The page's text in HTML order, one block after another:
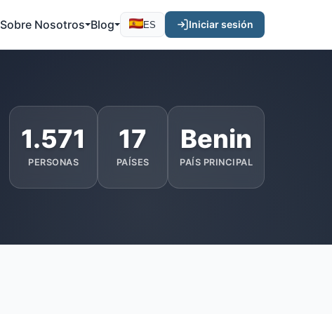
Sobre Nosotros Blog ES Iniciar sesión
1.571
PERSONAS
17
PAÍSES
Benin
PAÍS PRINCIPAL